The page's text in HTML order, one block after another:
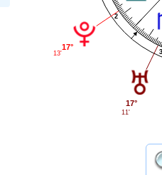
2
3
17°
13'
17°
11'